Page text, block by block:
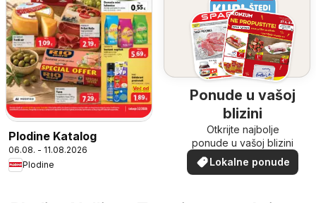
Plodine Katalog
06.08. - 11.08.2026
Plodine
Ponude u vašoj
blizini
Otkrijte najbolje
ponude u vašoj blizini
Lokalne ponude